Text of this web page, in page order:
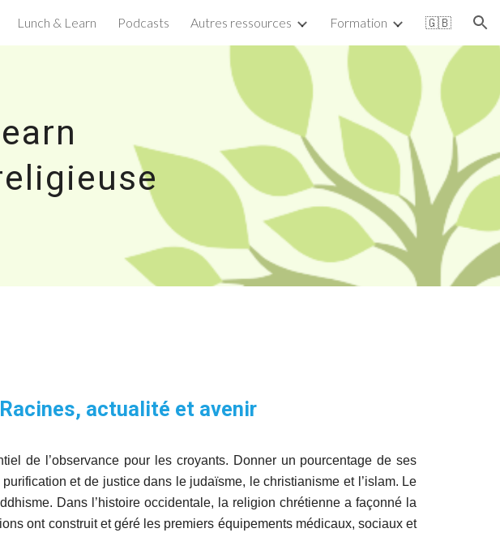
Skip to navigation
Lunch & Learn Podcasts Autres ressources Formation 🇬🇧
actualité et avenir
de l’observance pour les croyants. Donner un pourcentage de ses
et de justice dans le judaïsme, le christianisme et l’islam. Le
Dans l’histoire occidentale, la religion chrétienne a façonné la
ont construit et géré les premiers équipements médicaux, sociaux et